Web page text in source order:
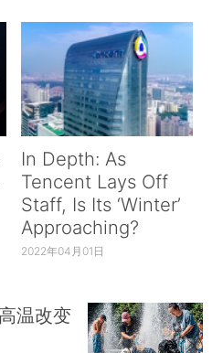
In Depth: As
Tencent Lays Off
Staff, Is Its ‘Winter’
Approaching?
2022年04月01日
温改变